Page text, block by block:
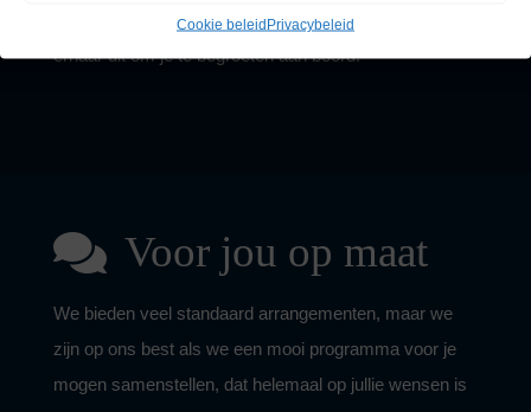
Cookie beleidPrivacybeleid
vragen, we zullen zo snel mogelijk reageren. We kijken
ernaar uit om je te begroeten aan boord!
Voor jou op maat
We bieden veel standaard arrangementen, maar we
zijn op ons best als we een mooi programma voor je
mogen samenstellen, dat helemaal op jullie wensen is